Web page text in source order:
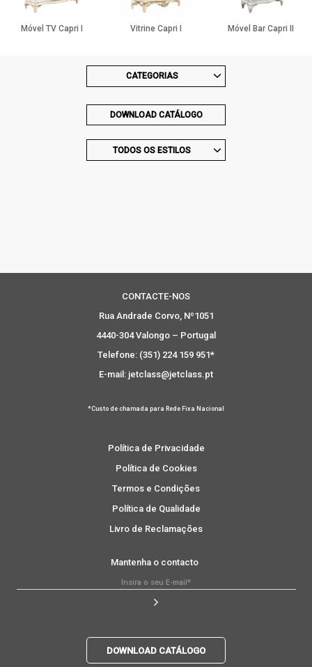
Champagne Aged Champagne
Móvel TV Capri I Vitrine Capri I Móvel Bar Capri II
CATEGORIAS
DOWNLOAD CATÁLOGO
TODOS OS ESTILOS
CONTACTE-NOS
Rua Andrade Corvo, Nº1051
4440-304 Valongo – Portugal
Telefone: (351) 224 159 951*
E-mail: jetclass@jetclass.pt
*Custo de chamada para Rede Fixa Nacional
Política de Privacidade
Política de Cookies
Termos e Condições
Política de Qualidade
Livro de Reclamações
Mantenha o contacto
DOWNLOAD CATÁLOGO